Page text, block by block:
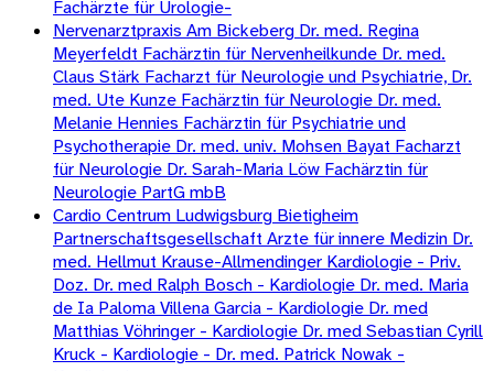
Fachärzte für Urologie-
Nervenarztpraxis Am Bickeberg Dr. med. Regina
Meyerfeldt Fachärztin für Nervenheilkunde Dr. med.
Claus Stärk Facharzt für Neurologie und Psychiatrie, Dr.
med. Ute Kunze Fachärztin für Neurologie Dr. med.
Melanie Hennies Fachärztin für Psychiatrie und
Psychotherapie Dr. med. univ. Mohsen Bayat Facharzt
für Neurologie Dr. Sarah-Maria Löw Fachärztin für
Neurologie PartG mbB
Cardio Centrum Ludwigsburg Bietigheim
Partnerschaftsgesellschaft Arzte für innere Medizin Dr.
med. Hellmut Krause-Allmendinger Kardiologie - Priv.
Doz. Dr. med Ralph Bosch - Kardiologie Dr. med. Maria
de Ia Paloma Villena Garcia - Kardiologie Dr. med
Matthias Vöhringer - Kardiologie Dr. med Sebastian Cyrill
Kruck - Kardiologie - Dr. med. Patrick Nowak -